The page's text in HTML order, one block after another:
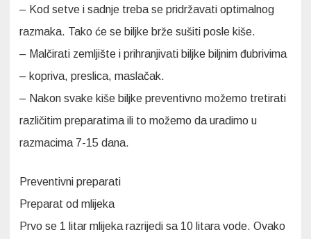
– Kod setve i sadnje treba se pridržavati optimalnog
razmaka. Tako će se biljke brže sušiti posle kiše.
– Malčirati zemljište i prihranjivati biljke biljnim đubrivima
– kopriva, preslica, maslačak.
– Nakon svake kiše biljke preventivno možemo tretirati
različitim preparatima ili to možemo da uradimo u
razmacima 7-15 dana.
Preventivni preparati
Preparat od mlijeka
Prvo se 1 litar mlijeka razrijedi sa 10 litara vode. Ovako